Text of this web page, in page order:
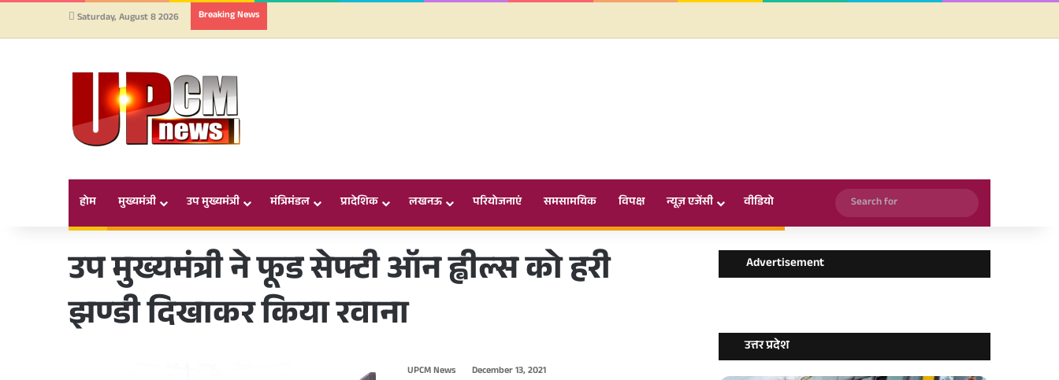
Saturday, August 8 2026 Breaking News
होम मुख्यमंत्री उप मुख्यमंत्री मंत्रिमंडल प्रादेशिक लखनऊ परियोजनाएं समसामयिक विपक्ष न्यूज़ एजेंसी वीडियो
Search
for
उप मुख्यमंत्री ने फूड सेफ्टी ऑन ह्वील्स को हरी
झण्डी दिखाकर किया रवाना
UPCM News December 13, 2021
Advertisement
उत्तर प्रदेश